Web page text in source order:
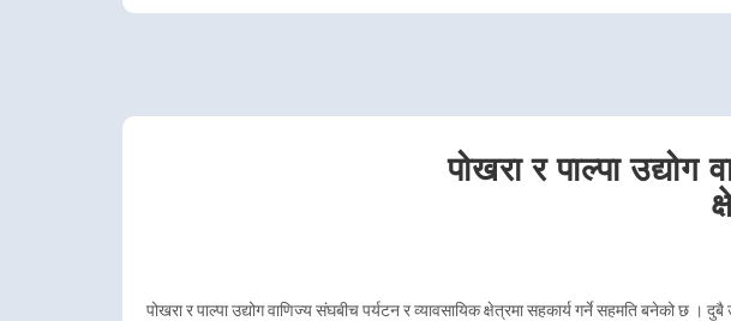
पोखरा र पाल्पा
पोखरा र पाल्पा उद्योग वाणिज्य संघबीच पर्यटन र व्यावसायिक क्षेत्रमा सहकार्य गर्ने सहमति बनेको छ ।